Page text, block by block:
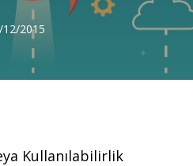
2015
Kullanılabilirlik